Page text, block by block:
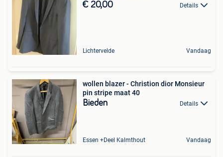
€ 20,00 Details
Lichtervelde Vandaag
wollen blazer - Christion dior Monsieur
pin stripe maat 40
Bieden Details
Essen +Deel Kalmthout Vandaag